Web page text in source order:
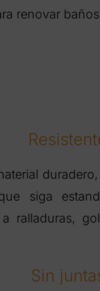
renovar
siga
a ralladuras,
Sin